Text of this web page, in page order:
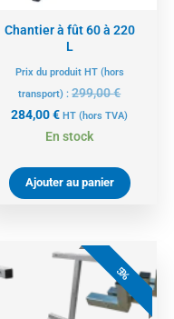
Chantier à fût 60 à 220
L
Prix du produit HT (hors
transport) :299,00€
284,00€ HT (hors TVA)
En stock
Ajouter au panier
5%
prix
initial
était :
Le
prix
actuel
est :